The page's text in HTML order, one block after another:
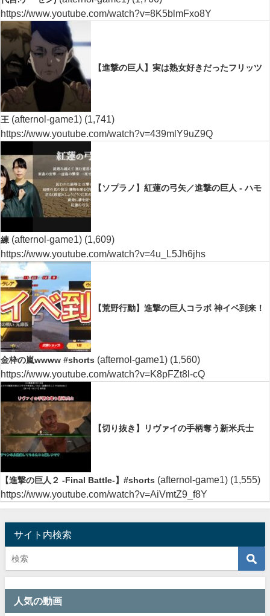
https://www.youtube.com/watch?v=8K5blmFxo8Y
【進撃の巨人】実は熟女好きだったフリッツ
王 (afternol-game1) (1,741)
https://www.youtube.com/watch?v=439mlY9uZ9Q
【ソプラノ】紅蓮の弓矢／進撃の巨人 - ハモ
練 (afternol-game1) (1,609)
https://www.youtube.com/watch?v=4u_L5Jh6jhs
【荒野行動】進撃の巨人コラボ 神イベ到来！
金枠の嵐wwww #shorts (afternol-game1) (1,560)
https://www.youtube.com/watch?v=K8pFZt8l-cQ
【切り抜き】リヴァイの手柄奪う新米兵士
【進撃の巨人２ -Final Battle-】#shorts (afternol-game1) (1,555)
https://www.youtube.com/watch?v=AiVmtZ9_f8Y
サイト内検索
人気の動画